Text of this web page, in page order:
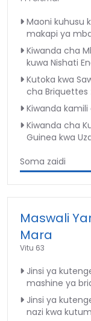
Maoni kuhusu
makapi ya
Kiwanda cha
kuwa Nishati
Kutoka kwa
cha Briquettes
Kiwanda
Kiwanda cha
Guinea kwa
Soma zaidi
Maswali
Mara
Vitu 63
Jinsi ya
mashine ya
Jinsi ya
nazi kwa